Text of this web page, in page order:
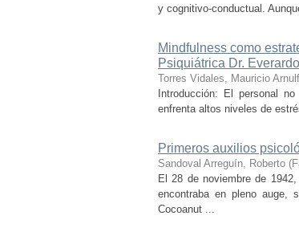
y cognitivo-conductual.
Mindfulness como
Psiquiátrica Dr.
Torres Vidales, Mauricio
Introducción: El personal
enfrenta altos niveles de
Primeros auxilios
Sandoval Arreguín, Roberto (
El 28 de noviembre de
encontraba en pleno auge,
Cocoanut ...